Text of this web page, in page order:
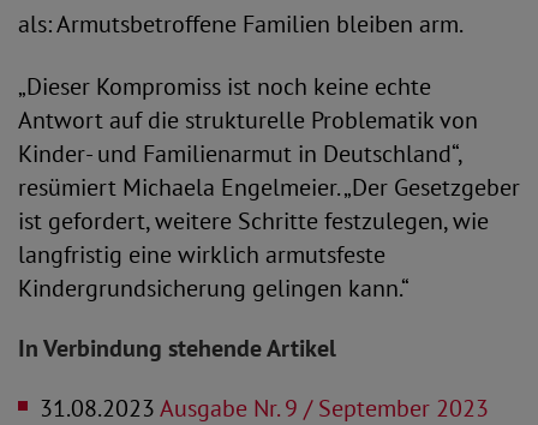
als: Armutsbetroffene Familien bleiben arm.
„Dieser Kompromiss ist noch keine echte
Antwort auf die strukturelle Problematik von
Kinder- und Familienarmut in Deutschland“,
resümiert Michaela Engelmeier. „Der Gesetzgeber
ist gefordert, weitere Schritte festzulegen, wie
langfristig eine wirklich armutsfeste
Kindergrundsicherung gelingen kann.“
In Verbindung stehende Artikel
31.08.2023Ausgabe Nr. 9 / September 2023